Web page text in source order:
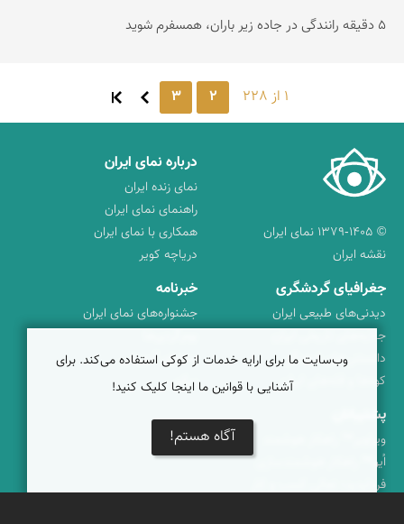
۵ دقیقه رانندگی در جاده زیر باران، همسفرم شوید
1 از 228 2
3
© ۱۳۷۹-۱۴۰۵ نمای ایران
نقشه ایران
درباره نمای ایران
نمای زنده ایران
راهنمای نمای ایران
همکاری با نمای ایران
دریاچه کویر
جغرافیای گردشگری
دیدنی‌های طبیعی ایران
جاذبه‌های تاریخی ایران
دانستنی‌های فرهنگی
کوه‌ها و قله‌های ایران
خبرنامه
جشنواره‌های نمای ایران
محتوای آموزشی
پیکمی
پشتیبانان
ویراویر™ راهکار هوشمند
اُیو™ راهکار هوشمندسازی
فرداپدید؛ تعالی کسب و کار
وب‌سایت ما برای ارایه خدمات از کوکی استفاده می‌کند. برای
آشنایی با قوانین ما اینجا کلیک کنید!
آگاه هستم!